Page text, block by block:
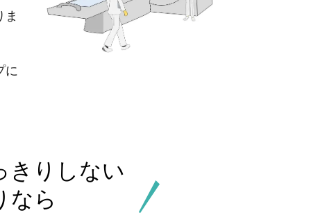
ま
に
きりしない
なら